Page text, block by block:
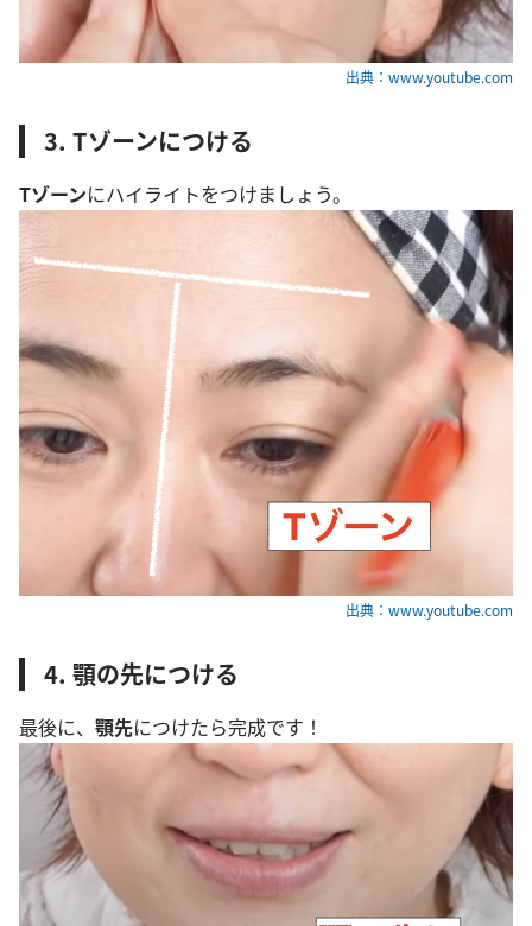
出典：www.youtube.com
3. Tゾーンにつける
Tゾーンにハイライトをつけましょう。
出典：www.youtube.com
4. 顎の先につける
最後に、 顎先につけたら完成です！